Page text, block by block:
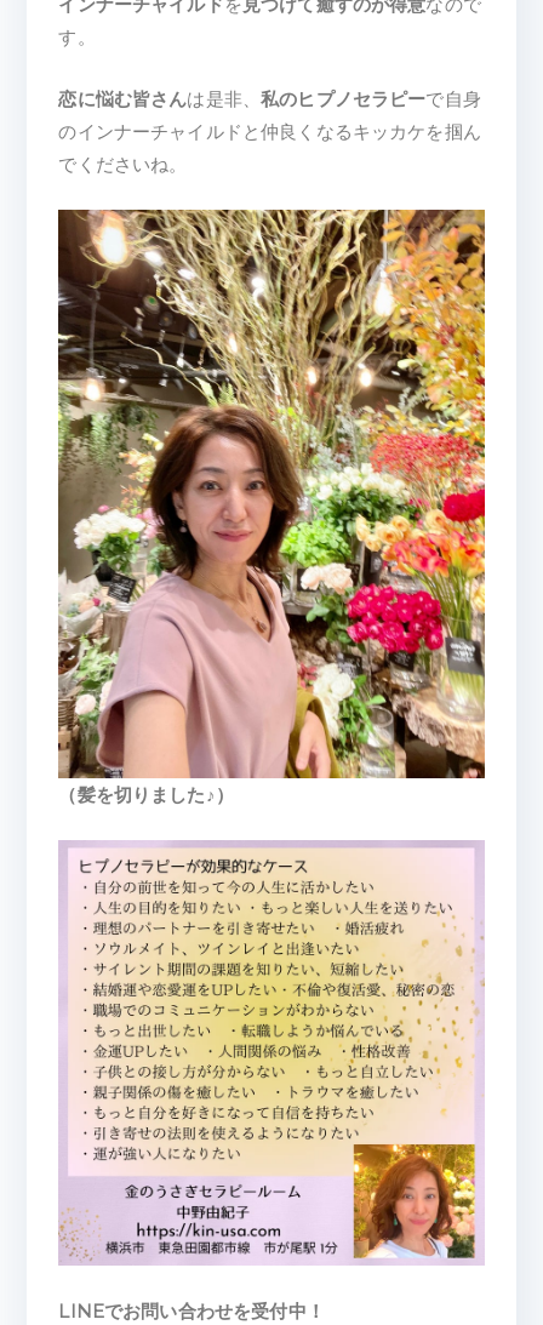
す。
恋に悩む皆さんは是非、私のヒプノセラピーで自身
のインナーチャイルドと仲良くなるキッカケを掴ん
でくださいね。
（髪を切りました♪）
LINEでお問い合わせを受付中！